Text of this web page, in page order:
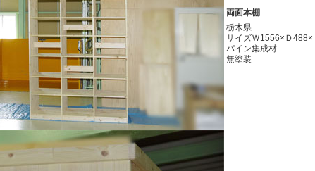
両面本棚
栃木県
サイズＷ1556×Ｄ
パイン集成材
無塗装